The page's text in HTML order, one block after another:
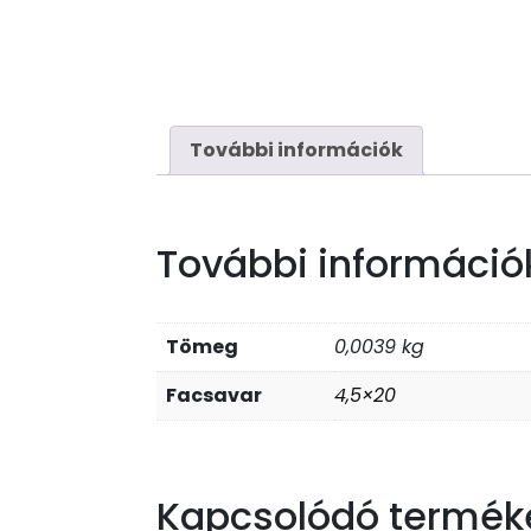
További információk
További
Tömeg
0,0039 kg
Facsavar
4,5×20
Kapcsolódó